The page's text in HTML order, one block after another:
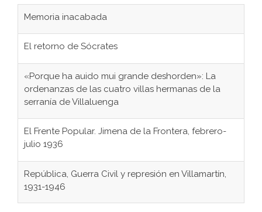
Memoria inacabada
El retorno de Sócrates
«Porque ha auido mui grande deshorden»: La
ordenanzas de las cuatro villas hermanas de la
serranía de Villaluenga
El Frente Popular. Jimena de la Frontera, febrero-
julio 1936
República, Guerra Civil y represión en Villamartín,
1931-1946